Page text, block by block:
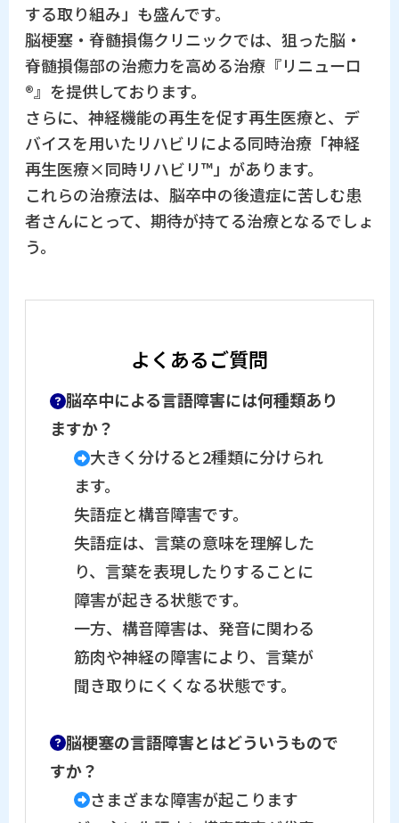
する取り組み」も盛んです。
脳梗塞・脊髄損傷クリニックでは、狙った脳・
脊髄損傷部の治癒力を高める治療『リニューロ
®』を提供しております。
さらに、神経機能の再生を促す再生医療と、デ
バイスを用いたリハビリによる同時治療「神経
再生医療×同時リハビリ™」があります。
これらの治療法は、脳卒中の後遺症に苦しむ患
者さんにとって、期待が持てる治療となるでしょ
う。
よくあるご質問
脳卒中による言語障害には何種類あり
ますか？
大きく分けると2種類に分けられ
ます。
失語症と構音障害です。
失語症は、言葉の意味を理解した
り、言葉を表現したりすることに
障害が起きる状態です。
一方、構音障害は、発音に関わる
筋肉や神経の障害により、言葉が
聞き取りにくくなる状態です。
脳梗塞の言語障害とはどういうもので
すか？
さまざまな障害が起こります